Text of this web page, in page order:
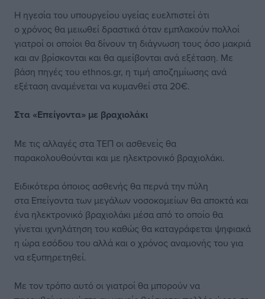
Η ηγεσία του υπουργείου υγείας ευελπιστεί ότι
ο χρόνος θα μειωθεί δραστικά όταν εμπλακούν πολλοί
γιατροί οι οποίοι θα δίνουν τη διάγνωση τους όσο μακριά
και αν βρίσκονται και θα αμείβονται ανά εξέταση. Με
βάση πηγές του ethnos.gr, η τιμή αποζημίωσης ανά
εξέταση αναμένεται να κυμανθεί στα 20€.
Στα «Επείγοντα» με βραχιολάκι
Με τις αλλαγές στα ΤΕΠ οι ασθενείς θα
παρακολουθούνται και με ηλεκτρονικό βραχιολάκι.
Ειδικότερα όποιος ασθενής θα περνά την πύλη
στα Επείγοντα των μεγάλων νοσοκομείων θα αποκτά και
ένα ηλεκτρονικό βραχιολάκι μέσα από το οποίο θα
γίνεται ιχνηλάτηση του καθώς θα καταγράφεται ψηφιακά
η ώρα εσόδου του αλλά και ο χρόνος αναμονής του για
να εξυπηρετηθεί.
Με τον τρόπο αυτό οι γιατροί θα μπορούν να